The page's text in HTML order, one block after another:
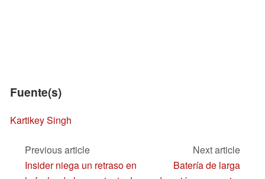
Fuente(s)
Kartikey Singh
Previous article
Insider niega un retraso en
Next article
Batería de larga